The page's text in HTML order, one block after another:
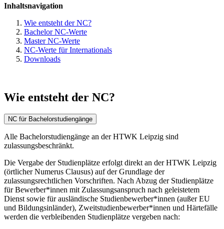
Inhaltsnavigation
Wie entsteht der NC?
Bachelor NC-Werte
Master NC-Werte
NC-Werte für Internationals
Downloads
Wie entsteht der NC?
NC für Bachelorstudiengänge
Alle Bachelorstudiengänge an der HTWK Leipzig sind
zulassungsbeschränkt.
Die Vergabe der Studienplätze erfolgt direkt an der HTWK Leipzig
(örtlicher Numerus Clausus) auf der Grundlage der
zulassungsrechtlichen Vorschriften. Nach Abzug der Studienplätze
für Bewerber*innen mit Zulassungsanspruch nach geleistetem
Dienst sowie für ausländische Studienbewerber*innen (außer EU
und Bildungsinländer), Zweitstudienbewerber*innen und Härtefälle
werden die verbleibenden Studienplätze vergeben nach: